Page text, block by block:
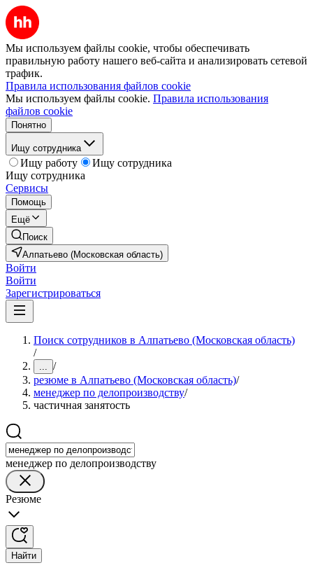
Мы используем файлы cookie, чтобы обеспечивать
правильную работу нашего веб-сайта и анализировать сетевой
трафик.
Правила использования файлов cookie
Мы используем файлы cookie. Правила использования
файлов cookie
Понятно
Ищу сотрудника
Ищу работу
Ищу сотрудника
Ищу сотрудника
Сервисы
Помощь
Ещё
Поиск
Алпатьево (Московская область)
Войти
Войти
Зарегистрироваться
Поиск сотрудников в Алпатьево (Московская область)
/
... /
резюме в Алпатьево (Московская область)/
менеджер по делопроизводству/
частичная занятость
менеджер по делопроизводству
Резюме
Найти